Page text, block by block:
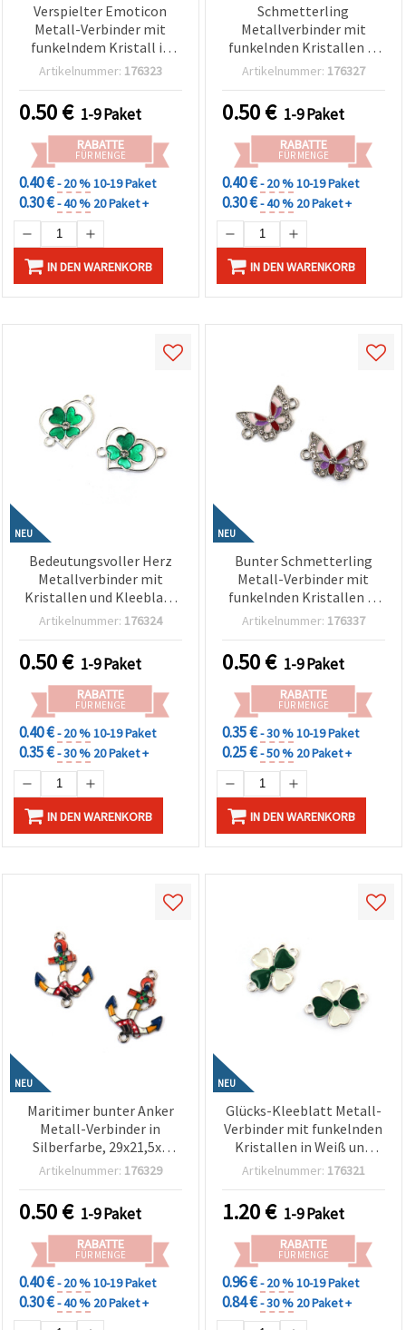
Verspielter Emoticon
Metall-Verbinder mit
funkelndem Kristall in
Silberfarbe, 21x14,5x3
Artikelnummer: 176323
0.50€ 1-9 Paket
RABATTE
FÜR MENGE
0.40 €- 20 %10-19 Paket
0.30 €- 40 % 20 Paket +
IN DEN WARENKORB
Schmetterling
Metallverbinder mit
funkelnden Kristallen in
Silberfarbe, 18x12x3 mm,
Artikelnummer: 176327
0.50€ 1-9 Paket
RABATTE
FÜR MENGE
0.40 €- 20 %10-19 Paket
0.30 €- 40 % 20 Paket +
IN DEN WARENKORB
NEU
Bedeutungsvoller Herz
Metallverbinder mit
Kristallen und Kleeblatt
in Silberfarbe, 22x15x2
Artikelnummer: 176324
0.50€ 1-9 Paket
RABATTE
FÜR MENGE
0.40 €- 20 %10-19 Paket
0.35 €- 30 % 20 Paket +
IN DEN WARENKORB
NEU
Bunter Schmetterling
Metall-Verbinder mit
funkelnden Kristallen in
Silberfarbe, 21x14x2 mm,
Artikelnummer: 176337
0.50€ 1-9 Paket
RABATTE
FÜR MENGE
0.35 €- 30 %10-19 Paket
0.25 €- 50 % 20 Paket +
IN DEN WARENKORB
NEU
Maritimer bunter Anker
Metall-Verbinder in
Silberfarbe, 29x21,5x2
mm, Loch 1,5 mm – 2
Artikelnummer: 176329
0.50€ 1-9 Paket
RABATTE
FÜR MENGE
0.40 €- 20 %10-19 Paket
0.30 €- 40 % 20 Paket +
NEU
Glücks-Kleeblatt Metall-
Verbinder mit funkelnden
Kristallen in Weiß und
Grün, Silberfarbe, 18x13x2
Artikelnummer: 176321
1.20€ 1-9 Paket
RABATTE
FÜR MENGE
0.96 €- 20 %10-19 Paket
0.84 €- 30 % 20 Paket +